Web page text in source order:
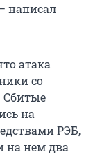
написал
атака
со
Сбитые
на
РЭБ,
на нем два